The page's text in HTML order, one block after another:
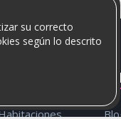
su correcto
según lo descrito